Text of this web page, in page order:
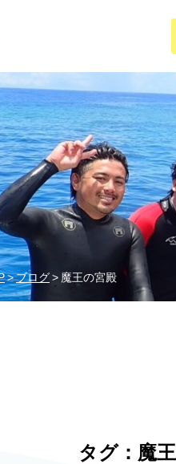
ブログ 魔王の宮殿
タグ：魔